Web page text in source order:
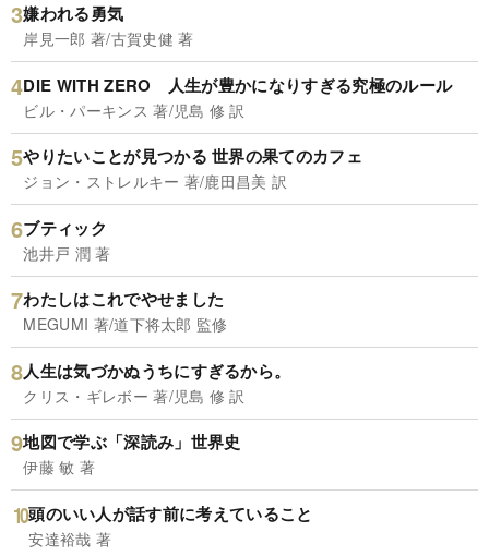
嫌われる勇気
岸見一郎 著/古賀史健 著
DIE WITH ZERO 人生が豊かになりすぎる究極のルール
ビル・パーキンス 著/児島 修 訳
やりたいことが見つかる 世界の果てのカフェ
ジョン・ストレルキー 著/鹿田昌美 訳
ブティック
池井戸 潤 著
わたしはこれでやせました
MEGUMI 著/道下将太郎 監修
人生は気づかぬうちにすぎるから。
クリス・ギレボー 著/児島 修 訳
地図で学ぶ「深読み」世界史
伊藤 敏 著
頭のいい人が話す前に考えていること
安達裕哉 著